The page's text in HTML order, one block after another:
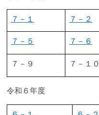
７－１ ７－２
７－５ ７－６
７－９ ７－１０
令和６年度